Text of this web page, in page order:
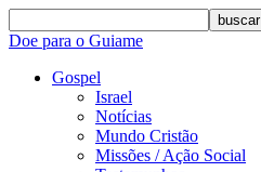
buscar
Doe para o Guiame
Gospel
Israel
Notícias
Mundo Cristão
Missões / Ação Social